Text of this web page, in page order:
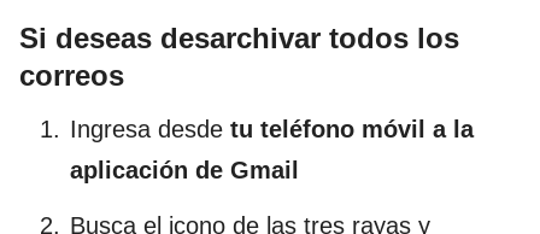
Si deseas desarchivar todos los
correos
Ingresa desde tu teléfono móvil a la
aplicación de Gmail
Busca el icono de las tres rayas y